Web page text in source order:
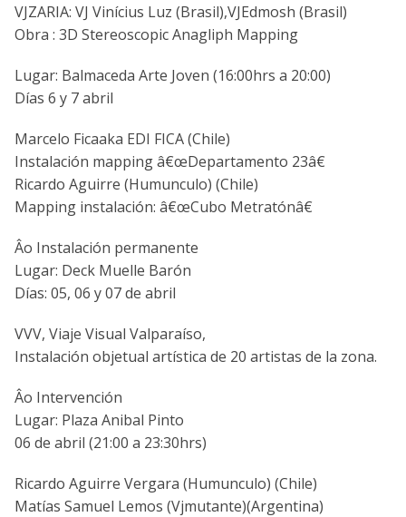
VJZARIA: VJ Viní­cius Luz (Brasil),VJEdmosh (Brasil)
Obra : 3D Stereoscopic Anagliph Mapping
Lugar: Balmaceda Arte Joven (16:00hrs a 20:00)
Dí­as 6 y 7 abril
Marcelo Ficaaka EDI FICA (Chile)
Instalación mapping â€œDepartamento 23â€
Ricardo Aguirre (Humunculo) (Chile)
Mapping instalación: â€œCubo Metratónâ€
Âo Instalación permanente
Lugar: Deck Muelle Barón
Dí­as: 05, 06 y 07 de abril
VVV, Viaje Visual Valparaí­so,
Instalación objetual artí­stica de 20 artistas de la zona.
Âo Intervención
Lugar: Plaza Anibal Pinto
06 de abril (21:00 a 23:30hrs)
Ricardo Aguirre Vergara (Humunculo) (Chile)
Matí­as Samuel Lemos (Vjmutante)(Argentina)